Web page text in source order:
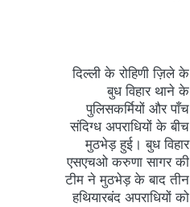
दिल्ली के रोहिणी ज़िले के
बुध विहार थाने के
पुलिसकर्मियों और पाँच
संदिग्ध अपराधियों के बीच
मुठभेड़ हुई। बुध विहार
एसएचओ करुणा सागर की
टीम ने मुठभेड़ के बाद तीन
हथियारबंद अपराधियों को